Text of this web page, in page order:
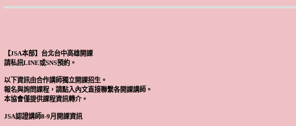
【JSA本部】台北台中高雄開課
請私訊LINE或SNS預約。
以下資訊由合作講師獨立開課招生。
報名與詢問課程，請點入內文直接聯繫各開課講師。
本協會僅提供課程資訊轉介。
JSA認證講師8-9月開課資訊